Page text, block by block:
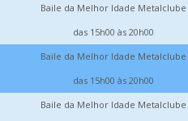
Baile da Melhor Idade Metalclube
das 15h00 às 20h00
Baile da Melhor Idade Metalclube
das 15h00 às 20h00
Baile da Melhor Idade Metalclube